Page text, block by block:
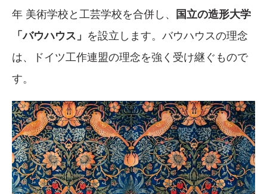
年 美術学校と工芸学校を合併し、 国立の造形大学
「バウハウス」 を設立します。バウハウスの理念
は、ドイツ工作連盟の理念を強く受け継ぐもので
す。